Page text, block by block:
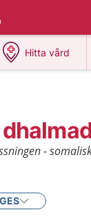
Hitta vård
at 1177.se
-